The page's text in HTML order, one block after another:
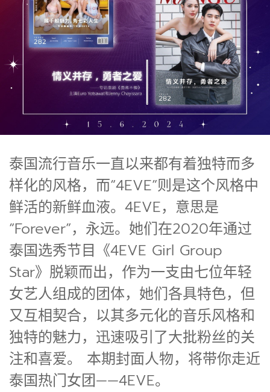
泰国流行音乐一直以来都有着独特而多
样化的风格，而“4EVE”则是这个风格中
鲜活的新鲜血液。4EVE，意思是
“Forever”，永远。她们在2020年通过
泰国选秀节目《4EVE Girl Group
Star》脱颖而出，作为一支由七位年轻
女艺人组成的团体，她们各具特色，但
又互相契合，以其多元化的音乐风格和
独特的魅力，迅速吸引了大批粉丝的关
注和喜爱。 本期封面人物，将带你走近
泰国热门女团——4EVE。